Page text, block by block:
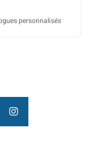
personnalisés